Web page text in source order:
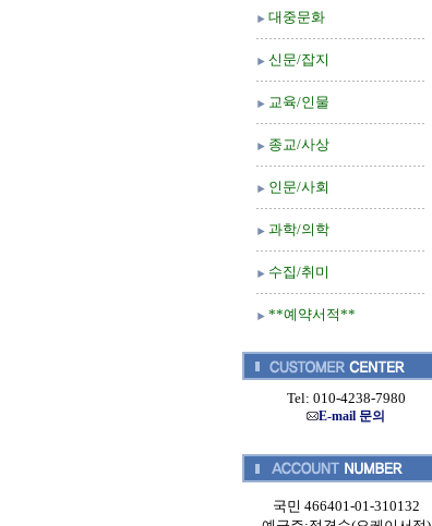
대중문화
신문/잡지
교육/인물
종교/사상
인문/사회
과학/의학
수집/취미
**예약서적**
Tel: 010-4238-7980
E-mail 문의
국민 466401-01-310132